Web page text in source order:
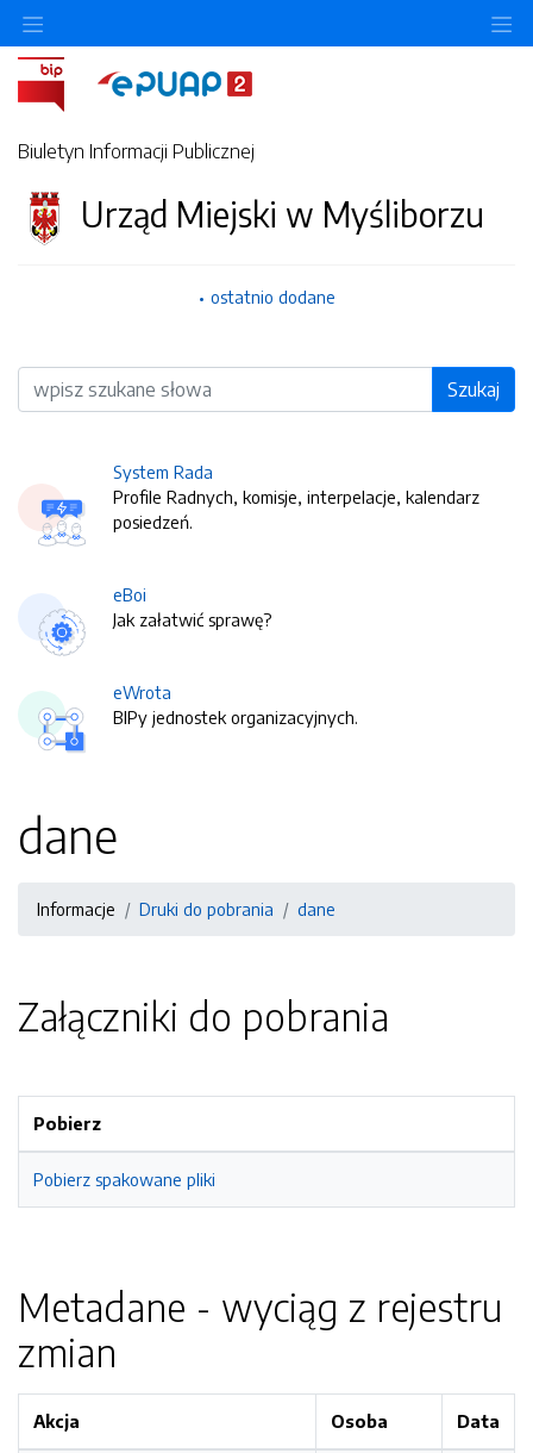
Biuletyn Informacji Publicznej
Urząd Miejski w Myśliborzu
ostatnio dodane
Wyszukiwarka Szukaj
System Rada
Profile Radnych, komisje, interpelacje, kalendarz
posiedzeń.
eBoi
Jak załatwić sprawę?
eWrota
BIPy jednostek organizacyjnych.
dane
Informacje Druki do pobrania dane
Załączniki do pobrania
Pobierz
Pobierz spakowane pliki
Metadane - wyciąg z rejestru
zmian
Akcja Osoba Data